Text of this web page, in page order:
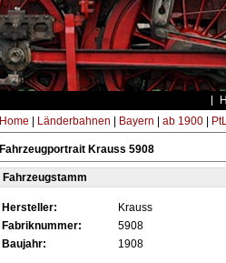
Home Länderbahnen Bayern ab 1900|
Fahrzeugportrait Krauss 5908
Fahrzeugstamm
Hersteller:
Krauss
Fabriknummer:
5908
Baujahr:
1908